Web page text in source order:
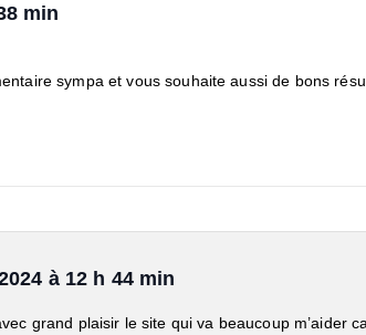
min
sympa et vous souhaite aussi de bons
à 12 h 44 min
grand plaisir le site qui va beaucoup m’aider